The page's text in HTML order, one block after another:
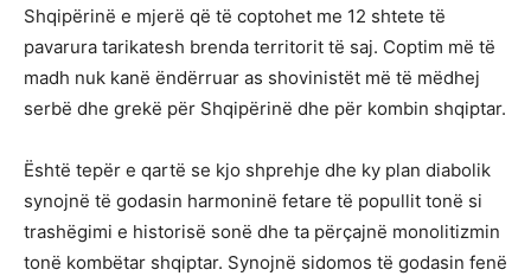
Shqipërinë e mjerë që të coptohet me 12 shtete të
pavarura tarikatesh brenda territorit të saj. Coptim më të
madh nuk kanë ëndërruar as shovinistët më të mëdhej
serbë dhe grekë për Shqipërinë dhe për kombin shqiptar.
Është tepër e qartë se kjo shprehje dhe ky plan diabolik
synojnë të godasin harmoninë fetare të popullit tonë si
trashëgimi e historisë sonë dhe ta përçajnë monolitizmin
tonë kombëtar shqiptar. Synojnë sidomos të godasin fenë